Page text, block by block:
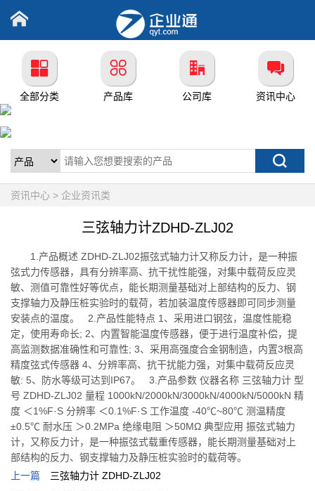
全部分类 产品库 公司库 资讯中心
资讯中心 > 企业资讯类
三弦轴力计ZDHD-ZLJ02
1.产品概述 ZDHD-ZLJ02振弦式轴力计又称反力计，是一种振
弦式力传感器，具有分辨率高、抗干扰性能强，对集中载荷反应灵
敏、测值可靠性好等优点，能长期测量基础对上部结构的反力、钢
支撑轴力及静压桩实验时的载荷，若加装温度传感器即可同步测量
安装点的温度。 2.产品性能特点 1、采用进口钢弦，温度性能稳
定，使用寿命长; 2、内置智能温度传感器，便于进行温度补偿，提
高监测数据准确性和可靠性; 3、采用高强度合金钢制造，内置3根高
精度弦式传感器 4、分辨率高、抗干扰能力强，对集中载荷反应灵
敏: 5、防水等级可达到IP67。 3.产品参数 仪器名称 三弦轴力计 型
号 ZDHD-ZLJ02 量程 1000kN/2000kN/3000kN/4000kN/5000kN 精
度 ＜1%F·S 分辨率 ＜0.1%F·S 工作温度 -40℃~80℃ 测温精度
±0.5℃ 耐水压 ＞0.2MPa 绝缘电阻 ＞50MΩ 典型应用 振弦式轴力
计，又称反力计，是一种振弦式载重传感器，能长期测量基础对上
部结构的反力、钢支撑轴力及静压桩实验时的载荷等。
上一篇 三弦轴力计 ZDHD-ZLJ02